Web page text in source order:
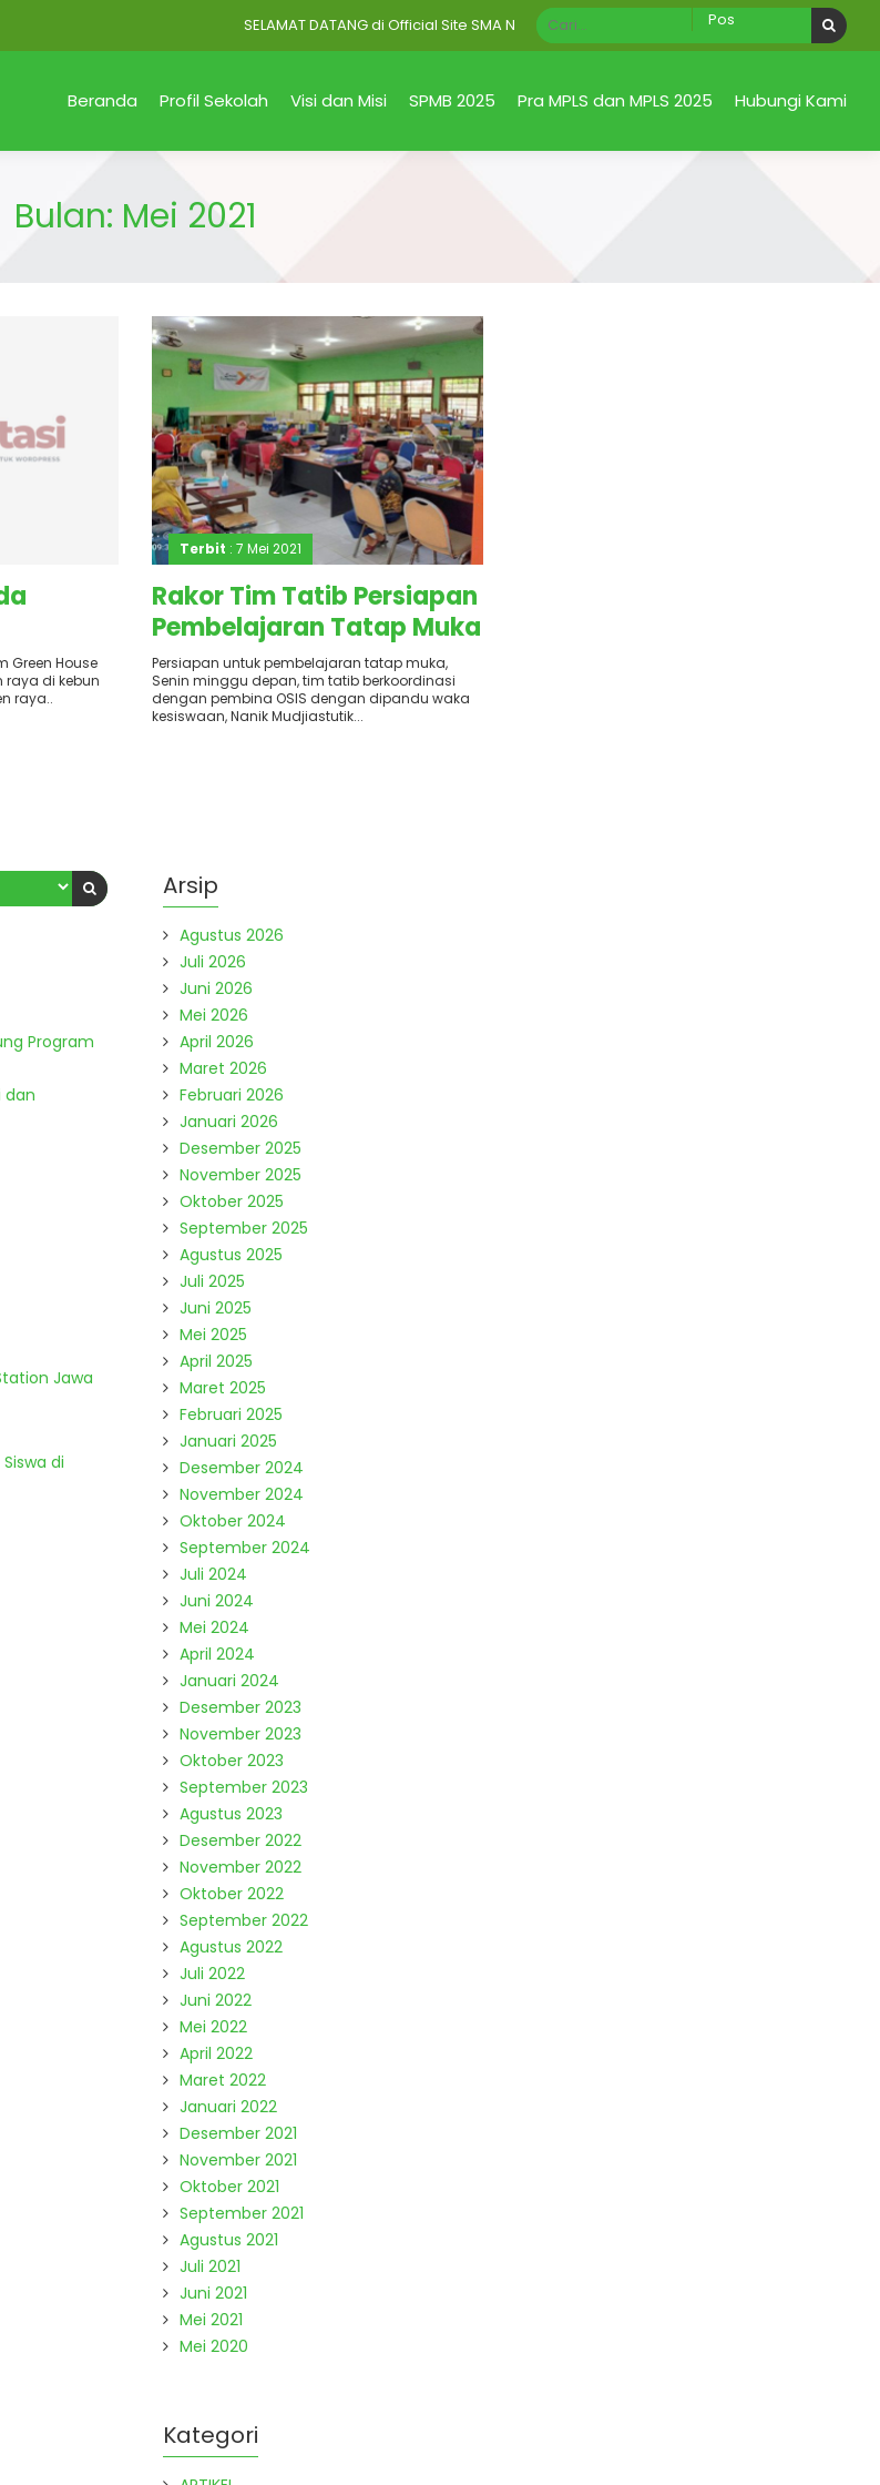
SELAMAT DATANG di Official Site SMA Negeri 1 Taman Sidoarjo Jawa Timur
Beranda Profil Sekolah Visi dan Misi SPMB 2025 Pra MPLS dan MPLS 2025 Hubungi Kami
Bulan: Mei 2021
Green House
di kebun
raya..
Terbit : 7 Mei 2021
Rakor Tim Tatib Persiapan
Pembelajaran Tatap Muka
Persiapan untuk pembelajaran tatap muka,
Senin minggu depan, tim tatib berkoordinasi
dengan pembina OSIS dengan dipandu waka
kesiswaan, Nanik Mudjiastutik...
Program
dan
Jawa
di
Arsip
Agustus 2026
Juli 2026
Juni 2026
Mei 2026
April 2026
Maret 2026
Februari 2026
Januari 2026
Desember 2025
November 2025
Oktober 2025
September 2025
Agustus 2025
Juli 2025
Juni 2025
Mei 2025
April 2025
Maret 2025
Februari 2025
Januari 2025
Desember 2024
November 2024
Oktober 2024
September 2024
Juli 2024
Juni 2024
Mei 2024
April 2024
Januari 2024
Desember 2023
November 2023
Oktober 2023
September 2023
Agustus 2023
Desember 2022
November 2022
Oktober 2022
September 2022
Agustus 2022
Juli 2022
Juni 2022
Mei 2022
April 2022
Maret 2022
Januari 2022
Desember 2021
November 2021
Oktober 2021
September 2021
Agustus 2021
Juli 2021
Juni 2021
Mei 2021
Mei 2020
Kategori